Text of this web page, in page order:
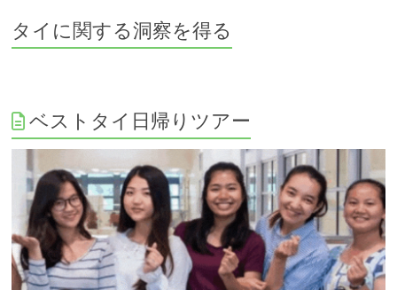
タイに関する洞察を得る
ベストタイ日帰りツアー